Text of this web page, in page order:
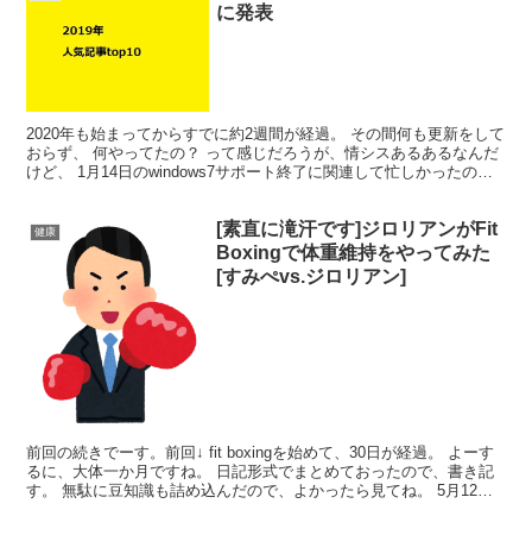
に発表
2020年も始まってからすでに約2週間が経過。 その間何も更新をして
おらず、 何やってたの？ って感じだろうが、情シスあるあるなんだ
けど、 1月14日のwindows7サポート終了に関連して忙しかったの
健康
[素直に滝汗です]ジロリアンがFit
Boxingで体重維持をやってみた
[すみぺvs.ジロリアン]
前回の続きでーす。前回↓ fit boxingを始めて、30日が経過。 よーす
るに、大体一か月ですね。 日記形式でまとめておったので、書き記
す。 無駄に豆知識も詰め込んだので、よかったら見てね。 5月12日